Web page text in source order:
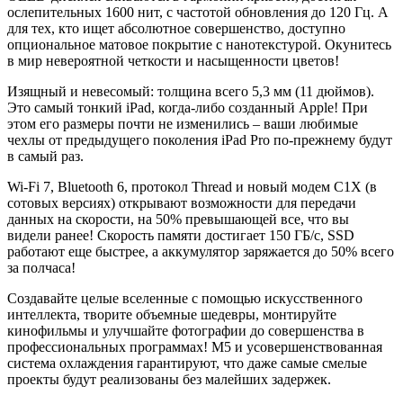
ослепительных 1600 нит, с частотой обновления до 120 Гц. А
для тех, кто ищет абсолютное совершенство, доступно
опциональное матовое покрытие с нанотекстурой. Окунитесь
в мир невероятной четкости и насыщенности цветов!
Изящный и невесомый: толщина всего 5,3 мм (11 дюймов).
Это самый тонкий iPad, когда-либо созданный Apple! При
этом его размеры почти не изменились – ваши любимые
чехлы от предыдущего поколения iPad Pro по-прежнему будут
в самый раз.
Wi-Fi 7, Bluetooth 6, протокол Thread и новый модем C1X (в
сотовых версиях) открывают возможности для передачи
данных на скорости, на 50% превышающей все, что вы
видели ранее! Скорость памяти достигает 150 ГБ/с, SSD
работают еще быстрее, а аккумулятор заряжается до 50% всего
за полчаса!
Создавайте целые вселенные с помощью искусственного
интеллекта, творите объемные шедевры, монтируйте
кинофильмы и улучшайте фотографии до совершенства в
профессиональных программах! M5 и усовершенствованная
система охлаждения гарантируют, что даже самые смелые
проекты будут реализованы без малейших задержек.